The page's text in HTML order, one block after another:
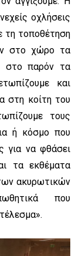
οχλήσεις
τη τοποθέτηση
στο χώρο τα
στο παρόν τα
και
στη κοίτη του
τους
ή κόσμο που
για να φθάσει
τα εκθέματα
ακυρωτικών
που